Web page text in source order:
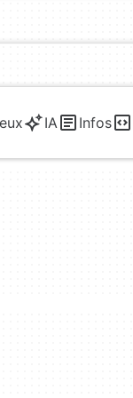
IA Infos